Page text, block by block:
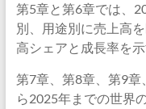
第5章と第6章では、
別、用途別に売上高
高シェアと成長率を示
第7章、第8章、第9
ら2025年までの世界